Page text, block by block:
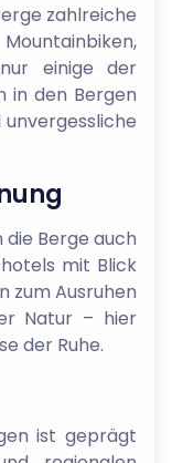
zahlreiche
einige der
in den Bergen
Berge auch
mit Blick
zum Ausruhen
Natur – hier
der Ruhe.
ist geprägt